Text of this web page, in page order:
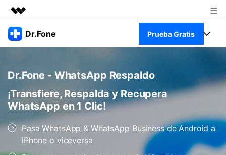
Productos destacados
Resumen
Soluciones
Sala de prensa
Tienda
Dr.Fone Prueba Gratis
Productos
Para PC
Para Celular
Recursos
Descubre lo mejor de Dr.Fone
Dr.Fone - WhatsApp Respaldo
¡Transfiere, Respalda y Recupera
WhatsApp en 1 Clic!
Pasa WhatsApp & WhatsApp Business de Android a
iPhone o viceversa